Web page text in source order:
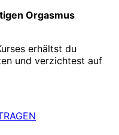
Orgasmus
erhältst du
und verzichtest auf